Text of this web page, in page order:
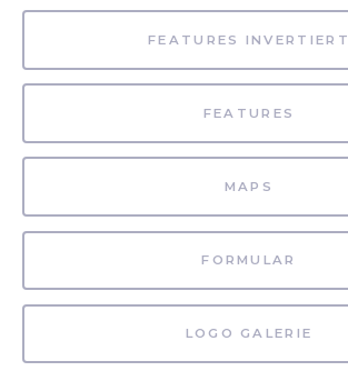
FEATURES INVERTIERT
FEATURES
MAPS
FORMULAR
LOGO GALERIE